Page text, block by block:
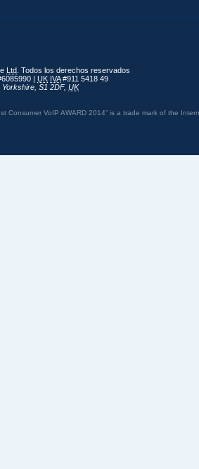
Ltd . Todos los derechos reservados
| UK IVA#911 5418 49
Yorkshire S1 2DF, UK
Consumer VoIP AWARD 2014” is a trade mark of the